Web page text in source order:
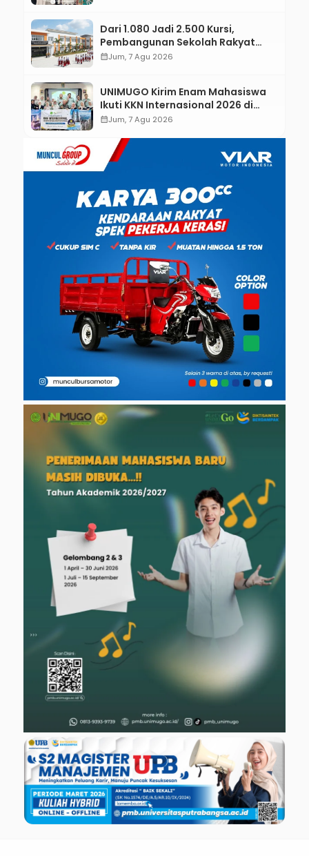
Dari 1.080 Jadi 2.500 Kursi,
Pembangunan Sekolah Rakyat
Kebumen Ditargetkan Mulai
calendar_monthJum, 7 Agu 2026
UNIMUGO Kirim Enam Mahasiswa
Ikuti KKN Internasional 2026 di
ASEAN dan Hong Kong
calendar_monthJum, 7 Agu 2026